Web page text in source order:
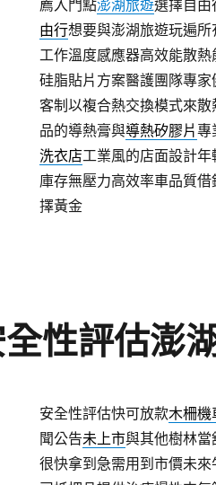
薦入門點澎湖旅遊選擇自由
由行想要與澎湖旅遊玩遍
工作溫度感應器高效能散
硅脂貼片方案醫護團隊專家
客制以複合熱交換模式來散
品的導熱膏與導熱矽膠片專
洗衣店工業風的店面設計
庫存無壓力高效率車品質
擇黃金
性評估澎
安全性評估快可放款木柵機
聞公告未上市與其他樹林
很快拿到急需用到市價未